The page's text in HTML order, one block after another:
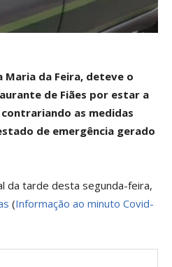
Maria da Feira, deteve o
de Fiães por estar a
as medidas
de emergência gerado
da tarde desta segunda-feira,
(Informação ao minuto Covid-